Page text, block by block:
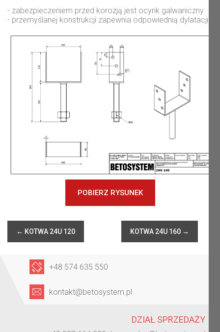
- zabezpieczeniem przed korozją jest ocynk galwaniczny
- przemyślanej konstrukcji zapewnia odpowiednią dylatacji
POBIERZ RYSUNEK
← KOTWA 24U 120 KOTWA 24U 160 →
+48 574 635 550
kontakt@betosystem.pl
DZIAŁ SPRZEDAŻY